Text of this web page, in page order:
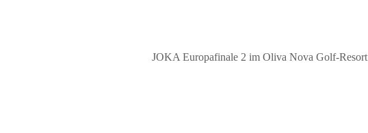
JOKA Europafinale 2 im Oliva Nova Golf-Resort